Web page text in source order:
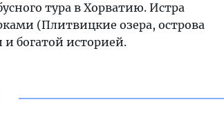
тура в Хорватию. Истра
(Плитвицкие озера, острова
богатой историей.